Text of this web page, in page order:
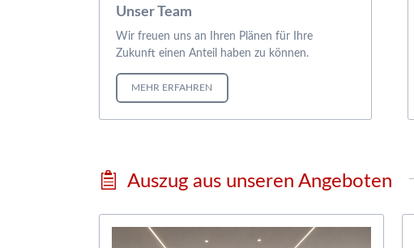
Unser Team
Wir freuen uns an Ihren Plänen für Ihre
Zukunft einen Anteil haben zu können.
MEHR ERFAHREN
Auszug aus unseren Angeboten